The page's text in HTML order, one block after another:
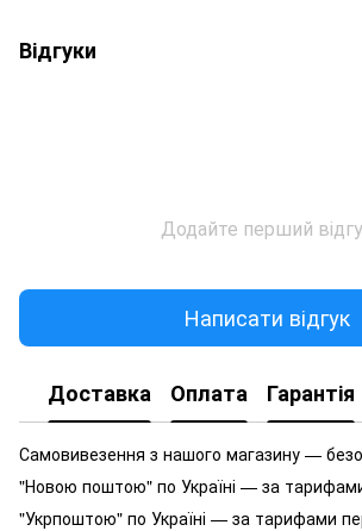
Відгуки
Додайте перший
Написати відгук
Доставка Оплата Гарантія
Самовивезення з нашого магазину —
"Новою поштою" по Україні — за
"Укрпоштою" по Україні — за тарифами